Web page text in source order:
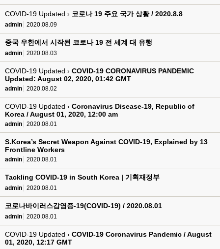
COVID-19 Updated › 코로나 19 주요 국가 상황 / 2020.8.8
admin 2020.08.09
중국 우한에서 시작된 코로나 19 전 세계 대 유행
admin 2020.08.03
COVID-19 Updated › COVID-19 CORONAVIRUS PANDEMIC
Updated: August 02, 2020, 01:42 GMT
admin 2020.08.02
COVID-19 Updated › Coronavirus Disease-19, Republic of
Korea / August 01, 2020, 12:00 am
admin 2020.08.01
S.Korea’s Secret Weapon Against COVID-19, Explained by 13
Frontline Workers
admin 2020.08.01
Tackling COVID-19 in South Korea | 기획재정부
admin 2020.08.01
코로나바이러스감염증-19(COVID-19) / 2020.08.01
admin 2020.08.01
COVID-19 Updated › COVID-19 Coronavirus Pandemic / August
01, 2020, 12:17 GMT